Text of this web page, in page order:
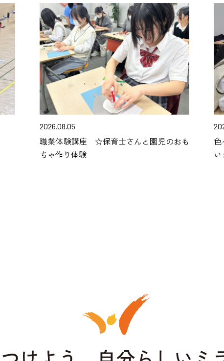
2026.08.05
職業体験講座 ☆保育士さんと園児のおも
ちゃ作り体験